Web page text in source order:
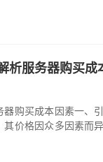
何确定服务器适合
析服务器购买成
购买成本因素一、
价格因众多因素而
出明智的购买决策